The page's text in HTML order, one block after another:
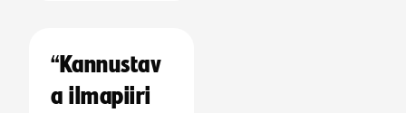
“Kannustav
a ilmapiiri